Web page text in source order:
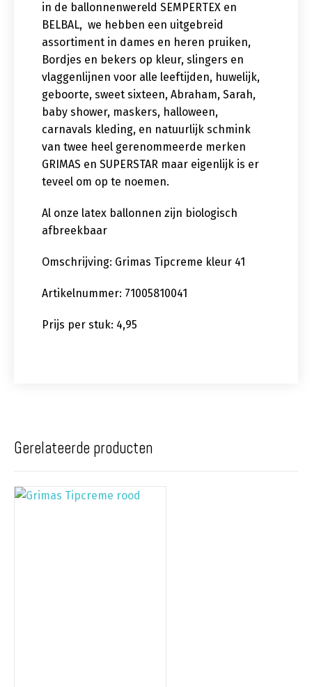
in de ballonnenwereld SEMPERTEX en
BELBAL, we hebben een uitgebreid
assortiment in dames en heren pruiken,
Bordjes en bekers op kleur, slingers en
vlaggenlijnen voor alle leeftijden, huwelijk,
geboorte, sweet sixteen, Abraham, Sarah,
baby shower, maskers, halloween,
carnavals kleding, en natuurlijk schmink
van twee heel gerenommeerde merken
GRIMAS en SUPERSTAR maar eigenlijk is er
teveel om op te noemen.
Al onze latex ballonnen zijn biologisch
afbreekbaar
Omschrijving: Grimas Tipcreme kleur 41
Artikelnummer: 71005810041
Prijs per stuk: 4,95
Gerelateerde producten